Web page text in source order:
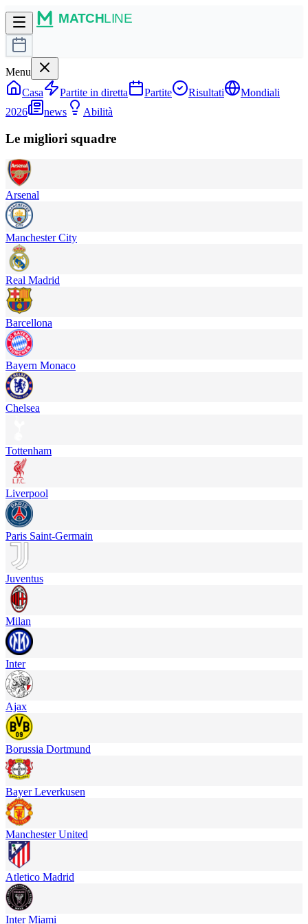
Menu
Casa
Partite in diretta Partite Risultati
Mondiali
2026
news Abilità
Le migliori squadre
Arsenal
Manchester City
Real Madrid
Barcellona
Bayern Monaco
Chelsea
Tottenham
Liverpool
Paris Saint-Germain
Juventus
Milan
Inter
Ajax
Borussia Dortmund
Bayer Leverkusen
Manchester United
Atletico Madrid
Inter Miami